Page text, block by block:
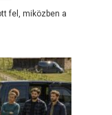
fel, miközben a